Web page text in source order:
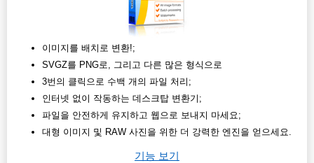
이미지를 배치로 변환!;
SVGZ를 PNG로, 그리고 다른 많은 형식으로
3번의 클릭으로 수백 개의 파일 처리;
인터넷 없이 작동하는 데스크탑 변환기;
파일을 안전하게 유지하고 웹으로 보내지 마세요;
대형 이미지 및 RAW 사진을 위한 더 강력한 엔진을 얻으세요.
기능 보기